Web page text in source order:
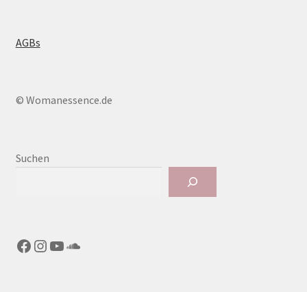
AGBs
© Womanessence.de
Suchen
Facebook
Instagram
YouTube
SoundCloud